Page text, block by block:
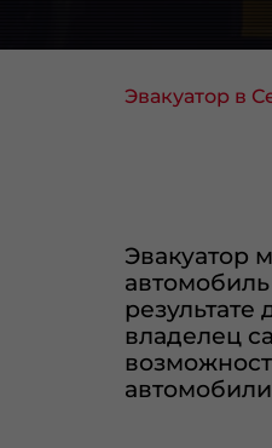
Эвакуатор в
Эвакуатор
владелец